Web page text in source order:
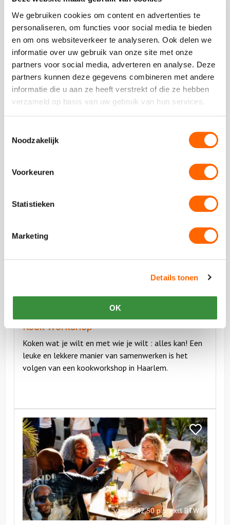
We gebruiken cookies om content en advertenties te
personaliseren, om functies voor social media te bieden
en om ons websiteverkeer te analyseren. Ook delen we
informatie over uw gebruik van onze site met onze
partners voor social media, adverteren en analyse. Deze
partners kunnen deze gegevens combineren met andere
informatie die u aan ze heeft verstrekt of die ze hebben
verzameld op basis van uw gebruik van hun services.
Noodzakelijk
Voorkeuren
Statistieken
Marketing
Details tonen
OK
kreeg
als
cijfer
een
4.5
Plaats een review
Bekijk alle reviews
Vergelijkbare uitjes
Kook
Workshop
Kook Workshop
Koken wat je wilt en met wie je wilt : alles kan! Een
leuke en lekkere manier van samenwerken is het
volgen van een kookworkshop in Haarlem.
Bekijk
Workshop
Bekijk
Cocktail
Workshop
vanaf €42,50 p.p. excl BTW
Bekijk
Cocktail
Workshop